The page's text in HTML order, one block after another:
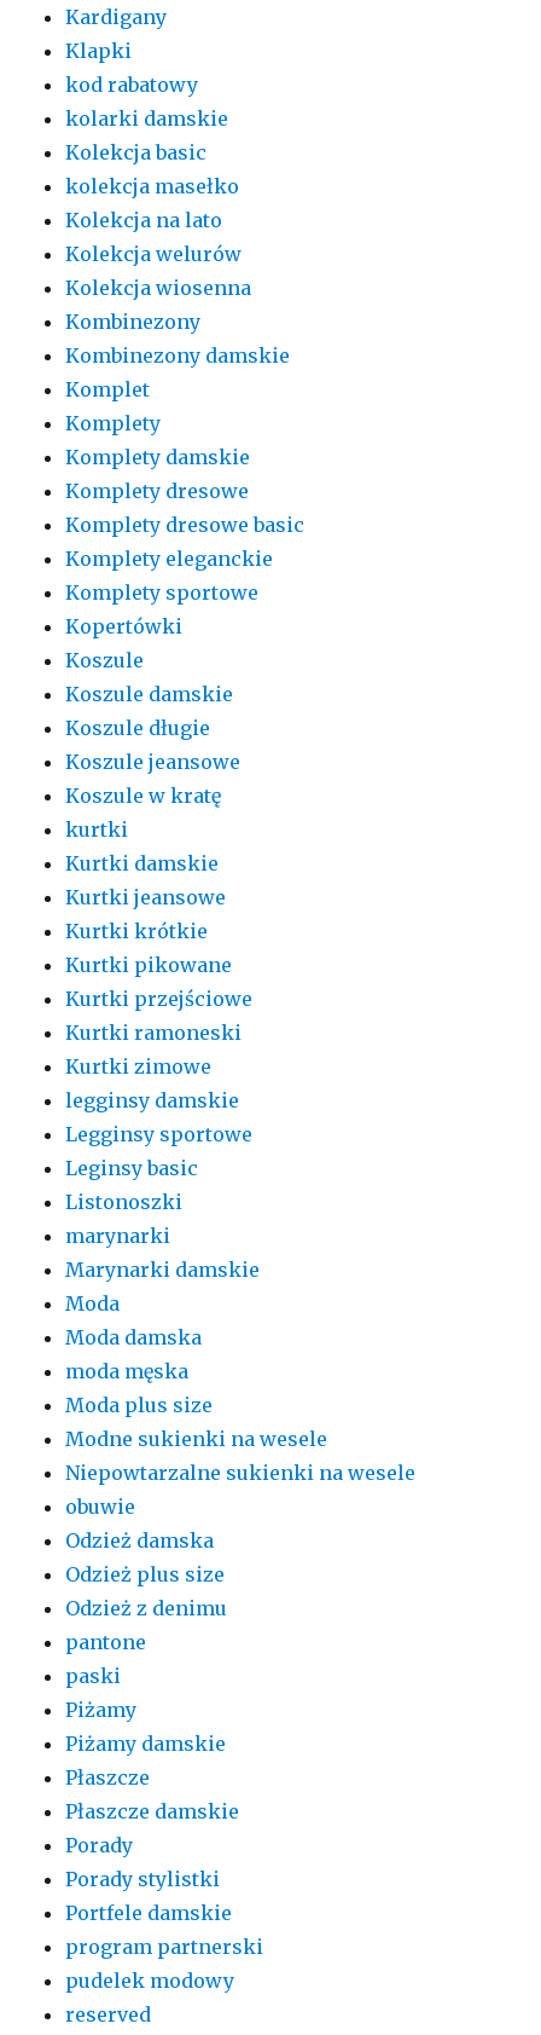
Kardigany
Klapki
kod rabatowy
kolarki damskie
Kolekcja basic
kolekcja masełko
Kolekcja na lato
Kolekcja welurów
Kolekcja wiosenna
Kombinezony
Kombinezony damskie
Komplet
Komplety
Komplety damskie
Komplety dresowe
Komplety dresowe basic
Komplety eleganckie
Komplety sportowe
Kopertówki
Koszule
Koszule damskie
Koszule długie
Koszule jeansowe
Koszule w kratę
kurtki
Kurtki damskie
Kurtki jeansowe
Kurtki krótkie
Kurtki pikowane
Kurtki przejściowe
Kurtki ramoneski
Kurtki zimowe
legginsy damskie
Legginsy sportowe
Leginsy basic
Listonoszki
marynarki
Marynarki damskie
Moda
Moda damska
moda męska
Moda plus size
Modne sukienki na wesele
Niepowtarzalne sukienki na wesele
obuwie
Odzież damska
Odzież plus size
Odzież z denimu
pantone
paski
Piżamy
Piżamy damskie
Płaszcze
Płaszcze damskie
Porady
Porady stylistki
Portfele damskie
program partnerski
pudelek modowy
reserved